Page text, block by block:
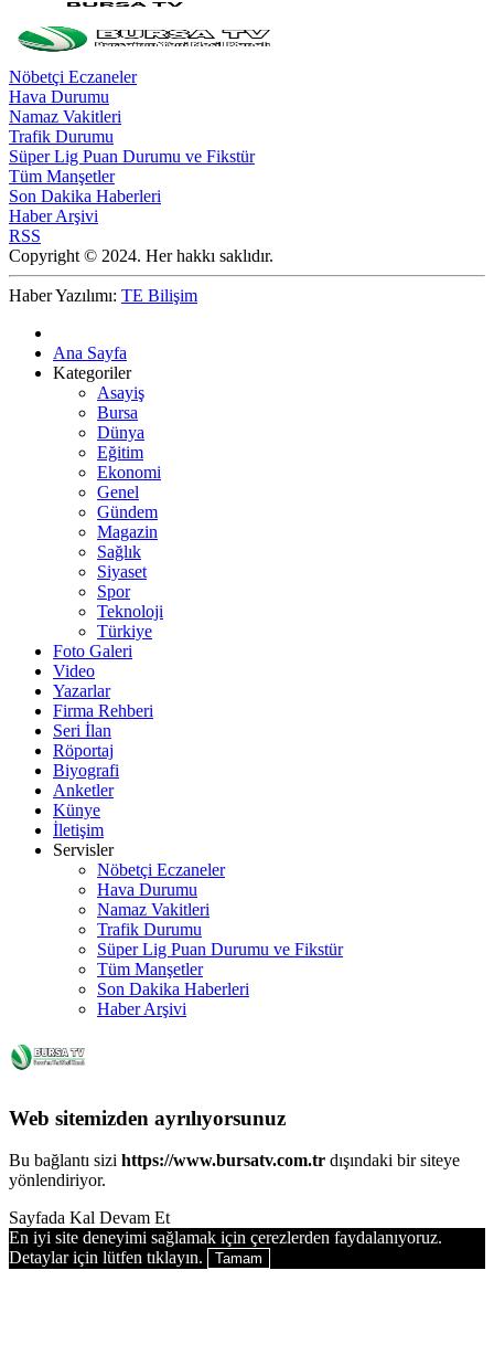
Nöbetçi Eczaneler
Hava Durumu
Namaz Vakitleri
Trafik Durumu
Süper Lig Puan Durumu ve Fikstür
Tüm Manşetler
Son Dakika Haberleri
Haber Arşivi
RSS
Copyright © 2024. Her hakkı saklıdır.
Haber Yazılımı: TE Bilişim
Ana Sayfa
Kategoriler
Asayiş
Bursa
Dünya
Eğitim
Ekonomi
Genel
Gündem
Magazin
Sağlık
Siyaset
Spor
Teknoloji
Türkiye
Foto Galeri
Video
Yazarlar
Firma Rehberi
Seri İlan
Röportaj
Biyografi
Anketler
Künye
İletişim
Servisler
Nöbetçi Eczaneler
Hava Durumu
Namaz Vakitleri
Trafik Durumu
Süper Lig Puan Durumu ve Fikstür
Tüm Manşetler
Son Dakika Haberleri
Haber Arşivi
Web sitemizden ayrılıyorsunuz
Bu bağlantı sizi https://www.bursatv.com.tr dışındaki bir siteye
yönlendiriyor.
Sayfada Kal Devam Et
En iyi site deneyimi sağlamak için çerezlerden faydalanıyoruz.
Detaylar için lütfen tıklayın.
Tamam